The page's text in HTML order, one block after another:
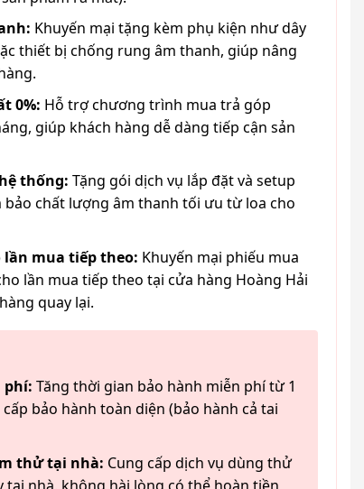
Khuyến mại tặng kèm phụ kiện như dây
thiết bị chống rung âm thanh, giúp nâng
0%: Hỗ trợ chương trình mua trả góp
giúp khách hàng dễ dàng tiếp cận sản
thống: Tặng gói dịch vụ lắp đặt và setup
bảo chất lượng âm thanh tối ưu từ loa cho
lần mua tiếp theo: Khuyến mại phiếu mua
lần mua tiếp theo tại cửa hàng Hoàng Hải
quay lại.
phí: Tăng thời gian bảo hành miễn phí từ 1
bảo hành toàn diện (bảo hành cả tai
thử tại nhà: Cung cấp dịch vụ dùng thử